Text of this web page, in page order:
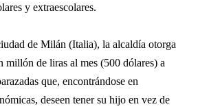
y extraescolares.
de Milán (Italia), la alcaldía otorga
millón de liras al mes (500 dólares) a
que, encontrándose en
deseen tener su hijo en vez de